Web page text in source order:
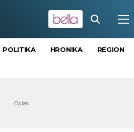
POLITIKA HRONIKA REGION